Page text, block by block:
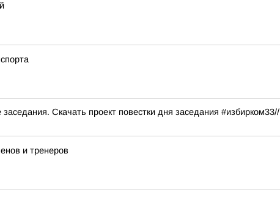
Скачать проект повестки дня заседания #избирком33//
и тренеров